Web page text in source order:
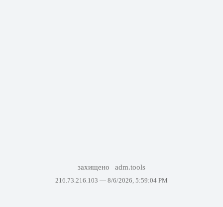
захищено adm.tools
216.73.216.103 — 8/6/2026, 5:59:04 PM